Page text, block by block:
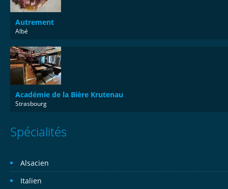
Autrement
Albé
Académie de la Bière Krutenau
Strasbourg
Spécialités
Alsacien
Italien